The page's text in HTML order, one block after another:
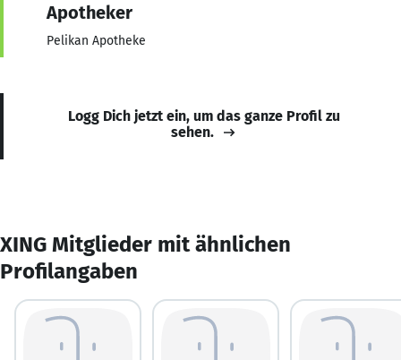
Apotheker
Pelikan Apotheke
Logg Dich jetzt ein, um das ganze Profil zu
sehen.
XING Mitglieder mit ähnlichen
Profilangaben